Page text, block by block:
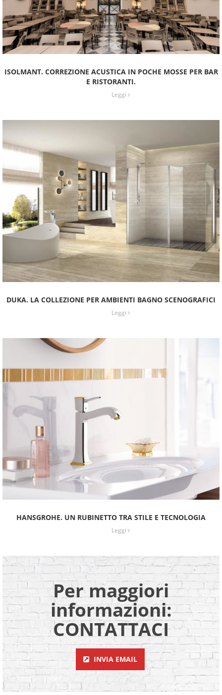
ISOLMANT. CORREZIONE ACUSTICA IN POCHE MOSSE PER BAR
E RISTORANTI.
Leggi
DUKA. LA COLLEZIONE PER AMBIENTI BAGNO SCENOGRAFICI
Leggi
HANSGROHE. UN RUBINETTO TRA STILE E TECNOLOGIA
Leggi
Per maggiori
informazioni:
CONTATTACI
INVIA EMAIL